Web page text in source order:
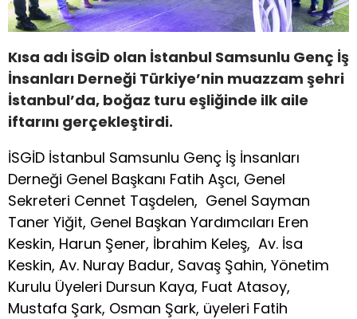
Kısa adı İSGİD olan İstanbul Samsunlu Genç İş
İnsanları Derneği Türkiye’nin muazzam şehri
İstanbul’da, boğaz turu eşliğinde ilk aile
iftarını gerçekleştirdi.
İSGİD İstanbul Samsunlu Genç İş İnsanları
Derneği Genel Başkanı Fatih Aşcı, Genel
Sekreteri Cennet Taşdelen, Genel Sayman
Taner Yiğit, Genel Başkan Yardımcıları Eren
Keskin, Harun Şener, İbrahim Keleş, Av. İsa
Keskin, Av. Nuray Badur, Savaş Şahin, Yönetim
Kurulu Üyeleri Dursun Kaya, Fuat Atasoy,
Mustafa Şark, Osman Şark, üyeleri Fatih